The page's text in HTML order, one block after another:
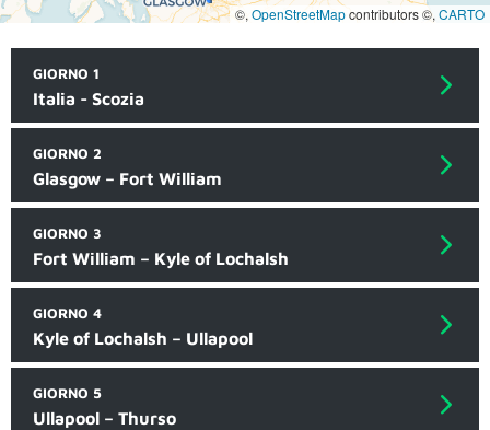
©, OpenStreetMapcontributors ©, CARTO
GIORNO 1
Italia - Scozia
GIORNO 2
Glasgow – Fort William
GIORNO 3
Fort William – Kyle of Lochalsh
GIORNO 4
Kyle of Lochalsh – Ullapool
GIORNO 5
Ullapool – Thurso